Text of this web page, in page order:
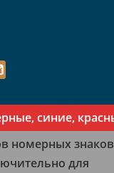
номерных знаков
для